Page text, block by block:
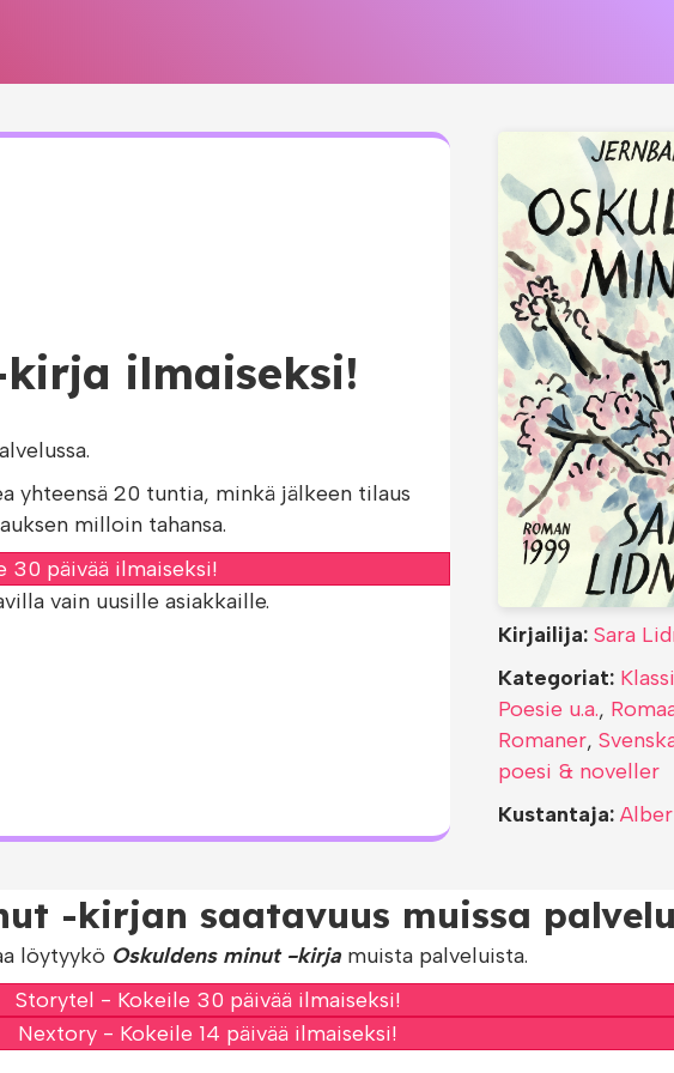
ilmaiseksi!
yhteensä 20 tuntia, minkä jälkeen tilaus
milloin tahansa.
30 päivää ilmaiseksi!
vain uusille asiakkaille.
Kirjailija: Sara
Kategoriat:
Poesie u.a.,
Romaner,
poesi & noveller
Kustantaja:
-kirjan saatavuus muissa
löytyykö Oskuldens minut -kirja muista palveluista.
Storytel - Kokeile 30 päivää ilmaiseksi!
Nextory - Kokeile 14 päivää ilmaiseksi!